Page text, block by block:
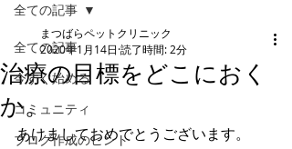
全ての記事
今すぐ始める
コミュニティ
ブログ作成のヒント
全ての記事
治療の目標をどこにおく
か。
まつばらペットクリニック
2020年1月14日 読了時間: 2分
あけましておめでとうございます。